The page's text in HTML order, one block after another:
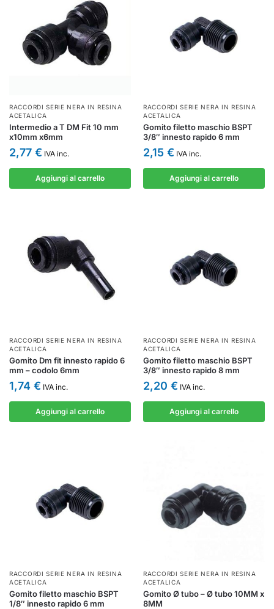
RACCORDI SERIE NERA IN RESINA
ACETALICA
Intermedio a T DM Fit 10 mm
x10mm x6mm
2,77 € IVA inc.
Aggiungi al carrello
RACCORDI SERIE NERA IN RESINA
ACETALICA
Gomito filetto maschio BSPT
3/8″ innesto rapido 6 mm
2,15 € IVA inc.
Aggiungi al carrello
RACCORDI SERIE NERA IN RESINA
ACETALICA
Gomito Dm fit innesto rapido 6
mm – codolo 6mm
1,74 € IVA inc.
Aggiungi al carrello
RACCORDI SERIE NERA IN RESINA
ACETALICA
Gomito filetto maschio BSPT
3/8″ innesto rapido 8 mm
2,20 € IVA inc.
Aggiungi al carrello
RACCORDI SERIE NERA IN RESINA
ACETALICA
Gomito filetto maschio BSPT
1/8″ innesto rapido 6 mm
RACCORDI SERIE NERA IN RESINA
ACETALICA
Gomito Ø tubo – Ø tubo 10MM x
8MM